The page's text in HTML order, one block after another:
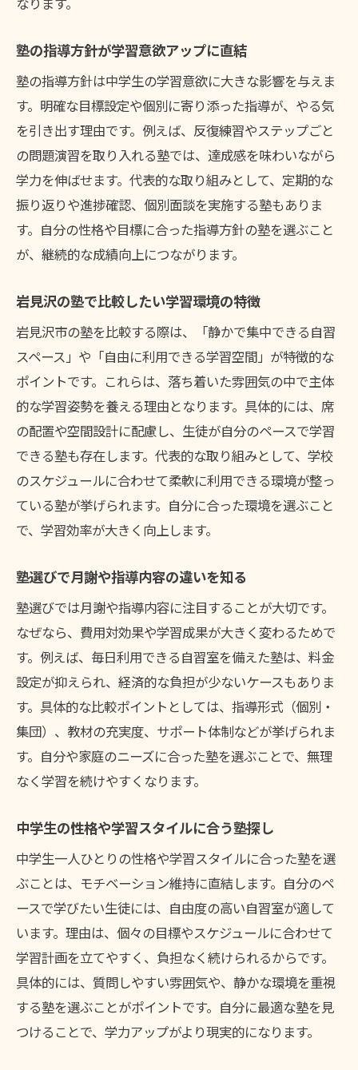
塾の設備やサポート体制も費用に影響
目
岩見沢市で注目される塾の特徴とは
岩見沢で人気の塾が持つ独自の特徴
塾のカリキュラムや講師の質を見極める
口コミで評判の塾が選ばれる理由を分析
塾の月謝や追加料金の透明性をチェック
中学生に人気の塾が提供するサポート体制
塾選びで重要な安全性や交通アクセス
通いやすい塾が中学生に適している理由
塾の立地や周辺環境を確認するポイント
送迎や通学ルートも塾選びの大切な条件
治安や夜間の安全が確保された塾の選び方
通いやすさと安全性で失敗しない塾選びを
個別指導が中学生に与えるメリット紹介
個別指導塾が中学生にもたらす利点とは
塾の個別対応が学力向上をサポートする
中学生の理解度に合わせた塾指導の魅力
塾での個別指導がやる気を引き出す理由
個別指導塾の講師が大切にしていること
塾選びで個別指導を重視する保護者の声
月謝比較でわかる塾選択のヒント集
塾の月謝相場と比較のポイントを解説
学習内容と月謝のバランスで選ぶ塾とは
塾ごとの月謝や費用体系をわかりやすく整
理
月謝比較で見えてくる塾の費用対効果
予算に合った塾選びのための実践アドバイ
ス
納得できる塾探しを実現するために
塾探しで後悔しないためのチェックリスト
中学生と保護者で話し合う塾選びのコツ
塾選定で重視すべきポイントをおさらい
塾の指導方針が学習意欲アップに直結
塾の指導方針は中学生の学習意欲に大きな影響を与えま
す。明確な目標設定や個別に寄り添った指導が、やる気
を引き出す理由です。例えば、反復練習やステップごと
の問題演習を取り入れる塾では、達成感を味わいながら
学力を伸ばせます。代表的な取り組みとして、定期的な
振り返りや進捗確認、個別面談を実施する塾もありま
す。自分の性格や目標に合った指導方針の塾を選ぶこと
が、継続的な成績向上につながります。
岩見沢の塾で比較したい学習環境の特徴
岩見沢市の塾を比較する際は、「静かで集中できる自習
スペース」や「自由に利用できる学習空間」が特徴的な
ポイントです。これらは、落ち着いた雰囲気の中で主体
的な学習姿勢を養える理由となります。具体的には、席
の配置や空間設計に配慮し、生徒が自分のペースで学習
できる塾も存在します。代表的な取り組みとして、学校
のスケジュールに合わせて柔軟に利用できる環境が整っ
ている塾が挙げられます。自分に合った環境を選ぶこと
で、学習効率が大きく向上します。
塾選びで月謝や指導内容の違いを知る
塾選びでは月謝や指導内容に注目することが大切です。
なぜなら、費用対効果や学習成果が大きく変わるためで
す。例えば、毎日利用できる自習室を備えた塾は、料金
設定が抑えられ、経済的な負担が少ないケースもありま
す。具体的な比較ポイントとしては、指導形式（個別・
集団）、教材の充実度、サポート体制などが挙げられま
す。自分や家庭のニーズに合った塾を選ぶことで、無理
なく学習を続けやすくなります。
中学生の性格や学習スタイルに合う塾探し
中学生一人ひとりの性格や学習スタイルに合った塾を選
ぶことは、モチベーション維持に直結します。自分のペ
ースで学びたい生徒には、自由度の高い自習室が適して
います。理由は、個々の目標やスケジュールに合わせて
学習計画を立てやすく、負担なく続けられるからです。
具体的には、質問しやすい雰囲気や、静かな環境を重視
する塾を選ぶことがポイントです。自分に最適な塾を見
つけることで、学力アップがより現実的になります。